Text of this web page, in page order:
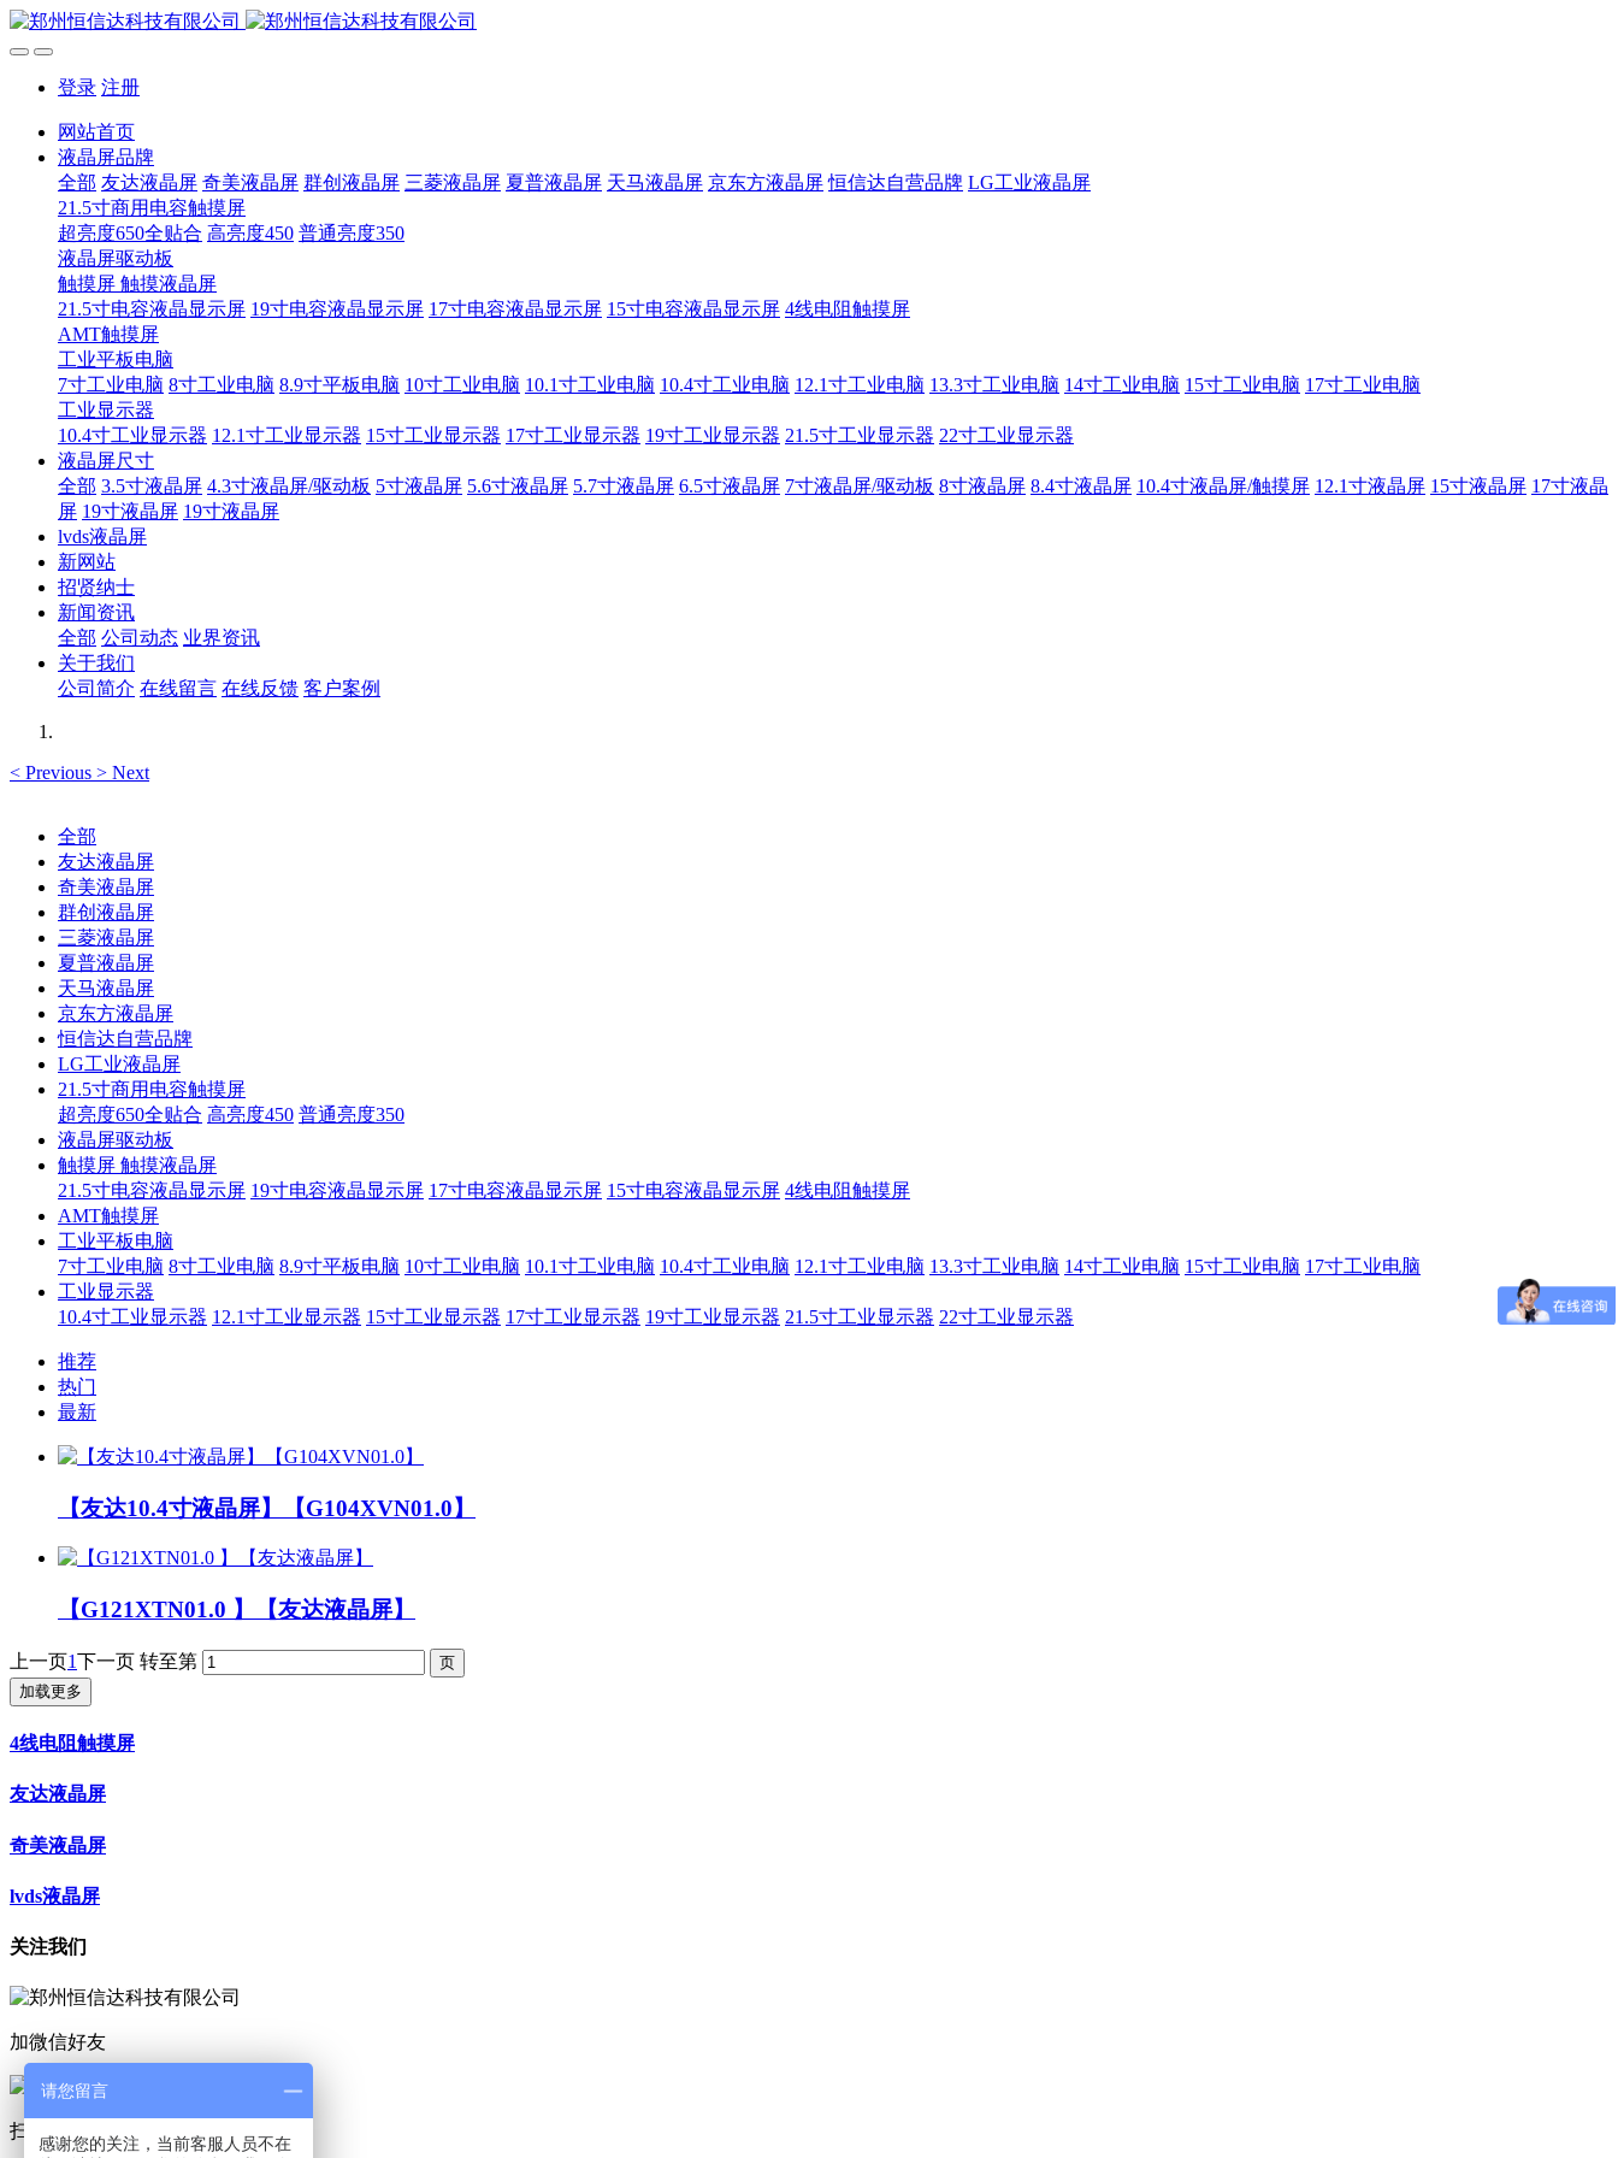
登录 注册
网站首页
液晶屏品牌
全部 友达液晶屏 奇美液晶屏 群创液晶屏 三菱液晶屏 夏普液晶屏 天马液晶屏 京东方液晶屏 恒信达自营品牌 LG工业液晶屏
21.5寸商用电容触摸屏
超亮度650全贴合 高亮度450 普通亮度350
液晶屏驱动板
触摸屏 触摸液晶屏
21.5寸电容液晶显示屏 19寸电容液晶显示屏 17寸电容液晶显示屏 15寸电容液晶显示屏 4线电阻触摸屏
AMT触摸屏
工业平板电脑
7寸工业电脑 8寸工业电脑 8.9寸平板电脑 10寸工业电脑 10.1寸工业电脑 10.4寸工业电脑 12.1寸工业电脑 13.3寸工业电脑 14寸工业电脑 15寸工业电脑 17寸工业电脑
工业显示器
10.4寸工业显示器 12.1寸工业显示器 15寸工业显示器 17寸工业显示器 19寸工业显示器 21.5寸工业显示器 22寸工业显示器
液晶屏尺寸
全部 3.5寸液晶屏 4.3寸液晶屏/驱动板 5寸液晶屏 5.6寸液晶屏 5.7寸液晶屏 6.5寸液晶屏 7寸液晶屏/驱动板 8寸液晶屏 8.4寸液晶屏 10.4寸液晶屏/触摸屏 12.1寸液晶屏 15寸液晶屏 17寸液晶
屏 19寸液晶屏 19寸液晶屏
lvds液晶屏
新网站
招贤纳士
新闻资讯
全部 公司动态 业界资讯
关于我们
公司简介 在线留言 在线反馈 客户案例
< Previous > Next
全部
友达液晶屏
奇美液晶屏
群创液晶屏
三菱液晶屏
夏普液晶屏
天马液晶屏
京东方液晶屏
恒信达自营品牌
LG工业液晶屏
21.5寸商用电容触摸屏
超亮度650全贴合 高亮度450 普通亮度350
液晶屏驱动板
触摸屏 触摸液晶屏
21.5寸电容液晶显示屏 19寸电容液晶显示屏 17寸电容液晶显示屏 15寸电容液晶显示屏 4线电阻触摸屏
AMT触摸屏
工业平板电脑
7寸工业电脑 8寸工业电脑 8.9寸平板电脑 10寸工业电脑 10.1寸工业电脑 10.4寸工业电脑 12.1寸工业电脑 13.3寸工业电脑 14寸工业电脑 15寸工业电脑 17寸工业电脑
工业显示器
10.4寸工业显示器 12.1寸工业显示器 15寸工业显示器 17寸工业显示器 19寸工业显示器 21.5寸工业显示器 22寸工业显示器
推荐
热门
最新
【友达10.4寸液晶屏】【G104XVN01.0】
【G121XTN01.0 】【友达液晶屏】
上一页1下一页 转至第
加载更多
4线电阻触摸屏
友达液晶屏
奇美液晶屏
lvds液晶屏
关注我们
加微信好友
扫码咨询
请您留言
感谢您的关注，当前客服人员不在